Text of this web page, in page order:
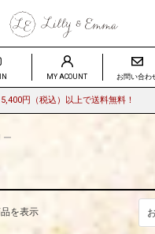
MY ACOUNT お問い合わ
5,400円（税込）以上で送料無料！
ー
を表示